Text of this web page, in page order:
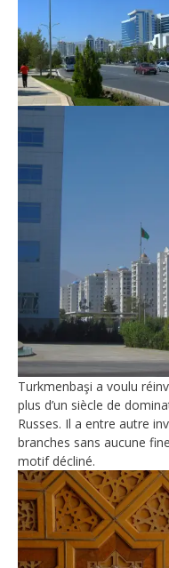
Turkmenbaşi a voulu
plus d’un siècle de
Russes. Il a entre autre
branches sans aucune
motif décliné.